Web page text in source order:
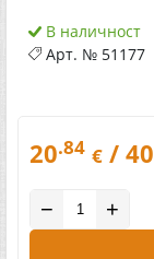
В наличност
Арт. № 51177
20.84 € / 40
− +